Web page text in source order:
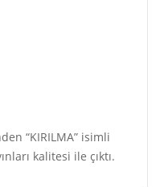
“KIRILMA” isimli
kalitesi ile çıktı.